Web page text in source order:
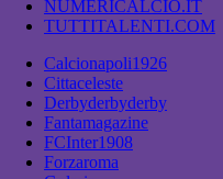
NUMERICALCIO.IT
TUTTITALENTI.COM
Calcionapoli1926
Cittaceleste
Derbyderbyderby
Fantamagazine
FCInter1908
Forzaroma